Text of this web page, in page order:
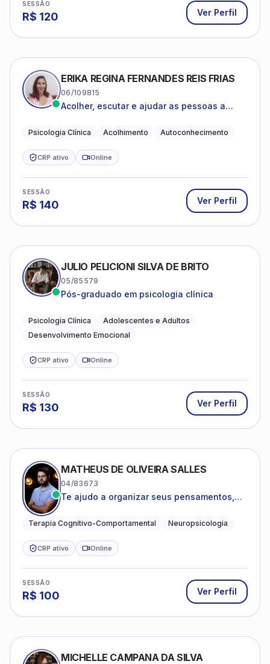
SESSÃO
R$ 120 Ver Perfil
ERIKA REGINA FERNANDES REIS FRIAS
06/109815
Acolher, escutar e ajudar as pessoas a
Psicologia Clínica Acolhimento Autoconhecimento
CRP ativo Online
SESSÃO
R$ 140 Ver Perfil
JULIO PELICIONI SILVA DE BRITO
05/85579
Pós-graduado em psicologia clínica
Psicologia Clínica
Adolescentes e Adultos
Desenvolvimento Emocional
CRP ativo Online
SESSÃO
R$ 130 Ver Perfil
MATHEUS DE OLIVEIRA SALLES
04/83673
Te ajudo a organizar seus pensamentos,
clareza e sentido, com uma terapia
Terapia Cognitivo-Comportamental Neuropsicologia
CRP ativo Online
SESSÃO
R$ 100 Ver Perfil
MICHELLE CAMPANA DA SILVA